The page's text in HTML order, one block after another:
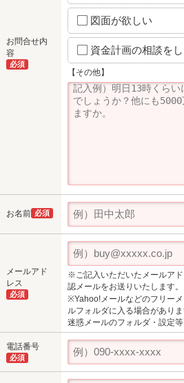
お問合せ内
容
必須
図面が欲しい
資金計画の相談を
【その他】
お名前 必須
メールアド
レス
必須
※ご記入いただいたメールア
認メールをお送りいたします。
※Yahoo!メールなどのフリー
ルフォルダに入る場合がありま
迷惑メールのフォルダ・設定等
電話番号
必須